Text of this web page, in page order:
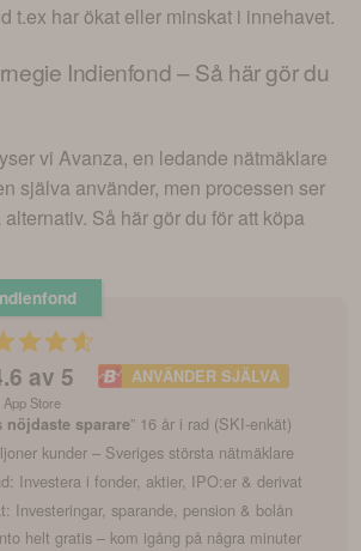
t.ex har ökat eller minskat i innehavet.
Indienfond– Så här gör du
vi Avanza, en ledande nätmäklare
själva använder, men processen ser
Så här gör du för att köpa
av 5
App Store
ANVÄNDER SJÄLVA
nöjdaste sparare” 16 år i rad (SKI-enkät)
kunder – Sveriges största nätmäklare
Investera i fonder, aktier, IPO:er & derivat
Investeringar, sparande, pension & bolån
helt gratis – kom igång på några minuter